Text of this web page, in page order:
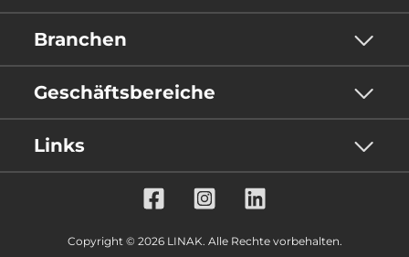
Branchen
Geschäftsbereiche
Links
Copyright © 2026 LINAK. Alle Rechte vorbehalten.